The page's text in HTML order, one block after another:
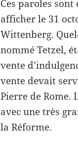
Ces paroles
afficher le 31
Wittenberg.
nommé Tetzel,
vente
vente devait
Pierre de Rome.
avec une très
la Réforme.